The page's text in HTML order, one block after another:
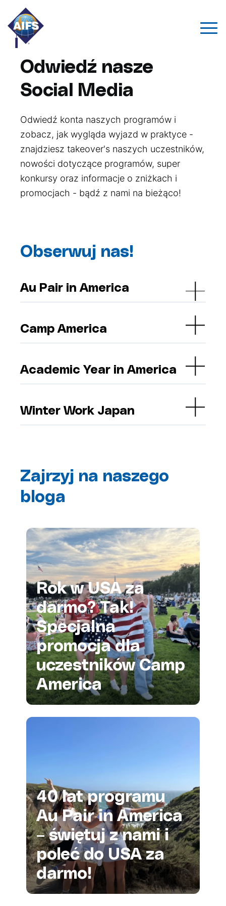
Odwiedź nasze
Social Media
Odwiedź konta naszych programów i
zobacz, jak wygląda wyjazd w praktyce -
znajdziesz takeover's naszych uczestników,
nowości dotyczące programów, super
konkursy oraz informacje o zniżkach i
promocjach - bądź z nami na bieżąco!
Obserwuj nas!
Au Pair in America
Camp America
Academic Year in America
Winter Work Japan
Zajrzyj na naszego
bloga
Rok w USA za
darmo? Tak!
Specjalna
promocja dla
uczestników Camp
America
40 lat programu
Au Pair in America
– świętuj z nami i
poleć do USA za
darmo!